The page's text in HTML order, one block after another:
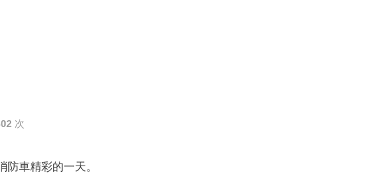
次
防車精彩的一天。